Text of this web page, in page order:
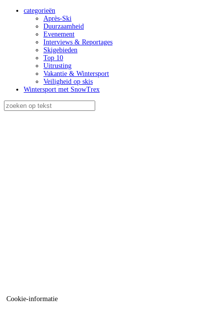
Cookie-informatie
categorieën
Après-Ski
Duurzaamheid
Evenement
Interviews & Reportages
Skigebieden
Top 10
Uitrusting
Vakantie & Wintersport
Veiligheid op skis
Wintersport met SnowTrex